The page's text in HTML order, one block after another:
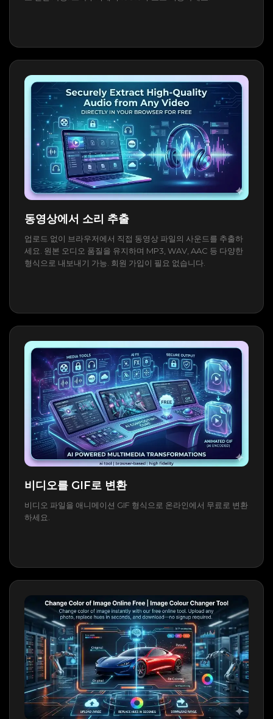
동영상에서 소리 추출
업로드 없이 브라우저에서 직접 동영상 파일의 사운드를 추출하
세요. 원본 오디오 품질을 유지하며 MP3, WAV, AAC 등 다양한
형식으로 내보내기 가능. 회원 가입이 필요 없습니다.
비디오를 GIF로 변환
비디오 파일을 애니메이션 GIF 형식으로 온라인에서 무료로 변환
하세요.